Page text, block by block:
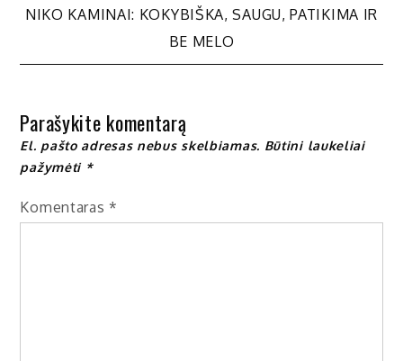
tarp
įrašų
NIKO KAMINAI: KOKYBIŠKA, SAUGU, PATIKIMA IR
BE MELO
Parašykite komentarą
El. pašto adresas nebus skelbiamas. Būtini laukeliai
pažymėti *
Komentaras *